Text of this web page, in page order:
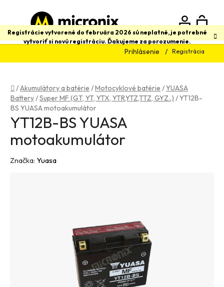
obsah
Registrácie vytvorené do februára 2026 sú neplatné, je potrebné
vytvoriť si novú registráciu. Ďakujeme za porozumenie.
Prihlásenie Registrácia
Hľadať
Domov
/Akumulátory a batérie /Motocyklové batérie /YUASA
Battery/Super MF (GT, YT, YTX, YTR,YTZ,TTZ, GYZ..) /YT12B-
BS YUASA motoakumulátor
YT12B-BS YUASA
motoakumulátor
Značka: Yuasa